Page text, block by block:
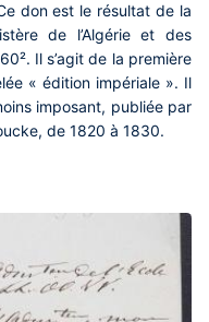
don est le résultat de la
de l’Algérie et des
Il s’agit de la première
« édition impériale ». Il
imposant, publiée par
de 1820 à 1830.